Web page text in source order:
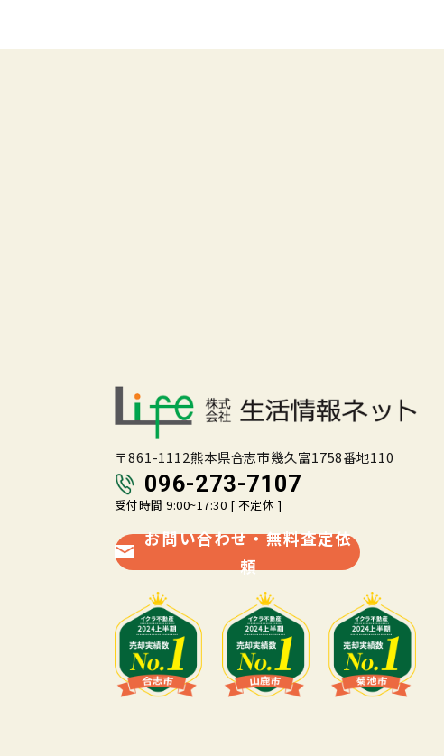
〒861-1112熊本県合志市幾久富1758番地110
096-273-7107
受付時間 9:00~17:30 [ 不定休 ]
お問い合わせ・無料査定依
頼